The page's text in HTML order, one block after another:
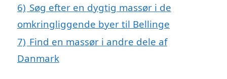
6) Søg efter en dygtig massør i de
omkringliggende byer til Bellinge
7) Find en massør i andre dele af
Danmark